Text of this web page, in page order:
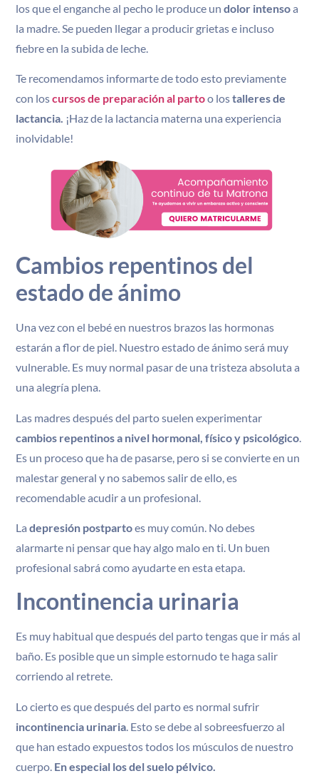
los que el enganche al pecho le produce undolor intensoa
la madre. Se pueden llegar a producir grietas e incluso
fiebre en la subida de leche.
Te recomendamos informarte de todo esto previamente
con loscursos de preparación al partoo lostalleres de
lactancia. ¡Haz de la lactancia materna una experiencia
inolvidable!
Cambios repentinos del
estado de ánimo
Una vez con el bebé en nuestros brazos las hormonas
estarán a flor de piel. Nuestro estado de ánimo será muy
vulnerable. Es muy normal pasar de una tristeza absoluta a
una alegría plena.
Las madres después del parto suelen experimentar
cambios repentinos a nivel hormonal, físico y psicológico
Es un proceso que ha de pasarse, pero si se convierte en un
malestar general y no sabemos salir de ello, es
recomendable acudir a un profesional.
La depresión postpartoes muy común. No debes
alarmarte ni pensar que hay algo malo en ti. Un buen
profesional sabrá como ayudarte en esta etapa.
Incontinencia urinaria
Es muy habitual que después del parto tengas que ir más al
baño. Es posible que un simple estornudo te haga salir
corriendo al retrete.
Lo cierto es que después del parto es normal sufrir
incontinencia urinaria . Esto se debe al sobreesfuerzo al
que han estado expuestos todos los músculos de nuestro
cuerpo. En especial los del suelo pélvico.